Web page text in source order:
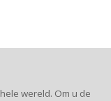
wereld. Om u de